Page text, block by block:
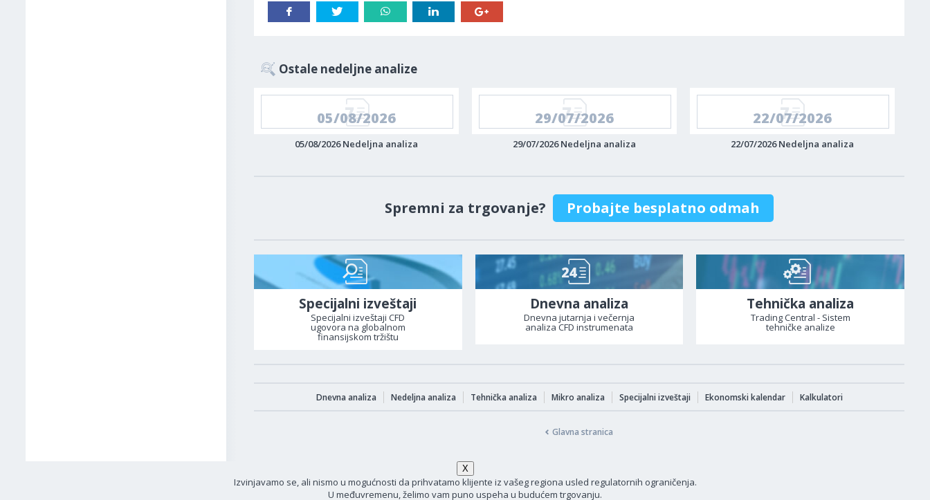
Ostale nedeljne analize
05/08/2026
05/08/2026 Nedeljna analiza
29/07/2026
29/07/2026 Nedeljna analiza
22/07/2026
22/07/2026 Nedeljna analiza
Spremni za trgovanje? Probajte besplatno odmah
Specijalni izveštaji
Specijalni izveštaji CFD
ugovora na globalnom
finansijskom tržištu
Dnevna analiza
Dnevna jutarnja i večernja
analiza CFD instrumenata
Tehnička analiza
Trading Central - Sistem
tehničke analize
Dnevna analiza Nedeljna analiza Tehnička analiza Mikro analiza Specijalni izveštaji Ekonomski kalendar Kalkulatori
Glavna stranica
Izvinjavamo se, ali nismo u mogućnosti da prihvatamo klijente iz vašeg regiona usled regulatornih ograničenja.
U međuvremenu, želimo vam puno uspeha u budućem trgovanju.